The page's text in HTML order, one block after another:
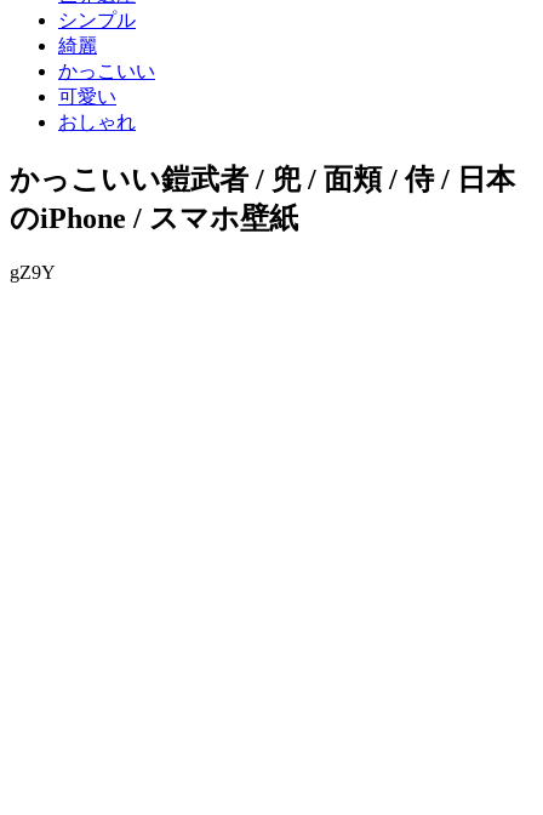
シンプル
綺麗
かっこいい
可愛い
おしゃれ
かっこいい鎧武者 / 兜 / 面頬 / 侍 / 日本
のiPhone / スマホ壁紙
gZ9Y